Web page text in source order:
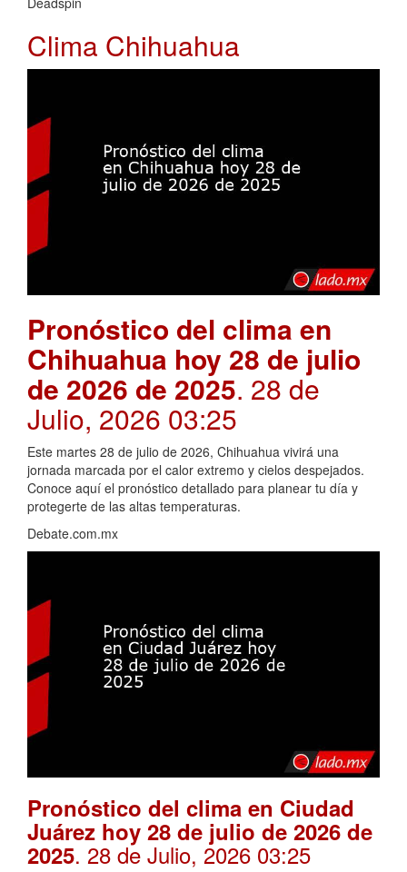
Clima Chihuahua
Pronóstico del clima en
Chihuahua hoy 28 de julio
de 2026 de 2025. 28 de
Julio, 2026 03:25
Este martes 28 de julio de 2026, Chihuahua vivirá una
jornada marcada por el calor extremo y cielos despejados.
Conoce aquí el pronóstico detallado para planear tu día y
protegerte de las altas temperaturas.
Debate.com.mx
Pronóstico del clima en Ciudad
Juárez hoy 28 de julio de 2026 de
2025. 28 de Julio, 2026 03:25